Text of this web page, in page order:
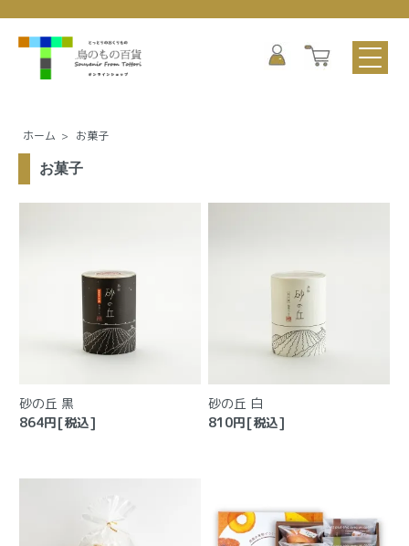
ホーム > お菓子
お菓子
砂の丘 黒
864円[税込]
砂の丘 白
810円[税込]